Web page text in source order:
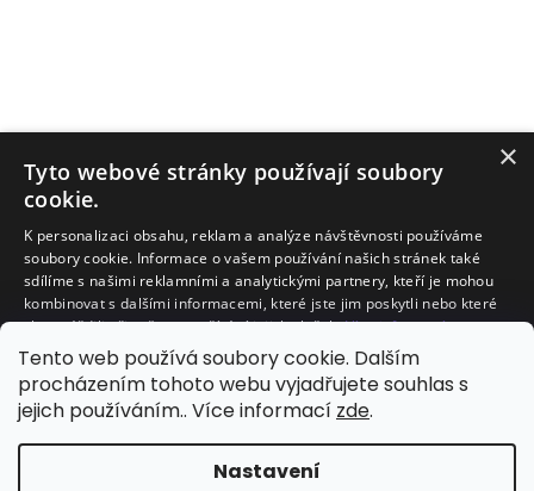
Tento web používá soubory cookie. Dalším
procházením tohoto webu vyjadřujete souhlas s
jejich používáním.. Více informací zde.
Nastavení
Facebook
Vytvořil Shoptet
×
Tyto webové stránky používají soubory
cookie.
K personalizaci obsahu, reklam a analýze návštěvnosti používáme
soubory cookie. Informace o vašem používání našich stránek také
sdílíme s našimi reklamními a analytickými partnery, kteří je mohou
kombinovat s dalšími informacemi, které jste jim poskytli nebo které
shromáždili při vašem používání jejich služeb.Více informací
NEZBYTNĚ NUTNÉ SOUBORY
VÝKONOVÉ SOUBORY SOUBORY CÍLENÍ
FUNKČNÍ SOUBORY